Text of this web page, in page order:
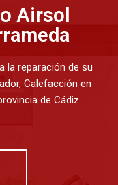
Airsol
la reparación de su
Calefacción en
de Cádiz.